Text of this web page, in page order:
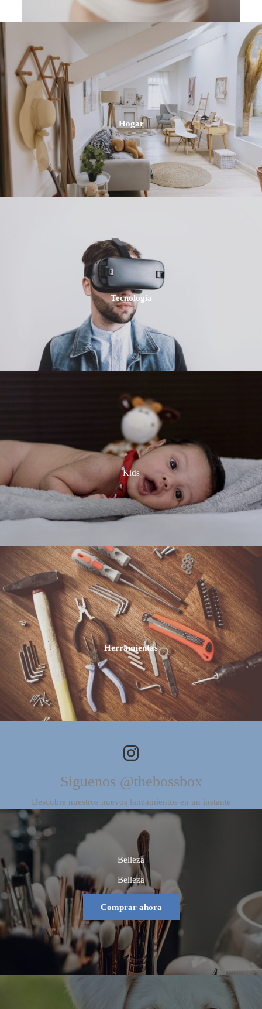
Hogar
Tecnología
Kids
Herramientas
Siguenos @thebossbox
Descubre nuestros nuevos lanzamientos en un instante
Belleza
Belleza
Comprar ahora